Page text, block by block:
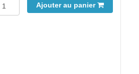
Ajouter au panier